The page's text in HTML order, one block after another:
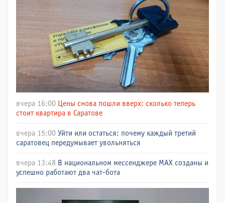
вчера 16:00 Цены снова пошли вверх: сколько теперь
стоит квартира в Саратове
вчера 15:00 Уйти или остаться: почему каждый третий
саратовец передумывает увольняться
вчера 13:48 В национальном мессенджере МАХ созданы и
успешно работают два чат-бота